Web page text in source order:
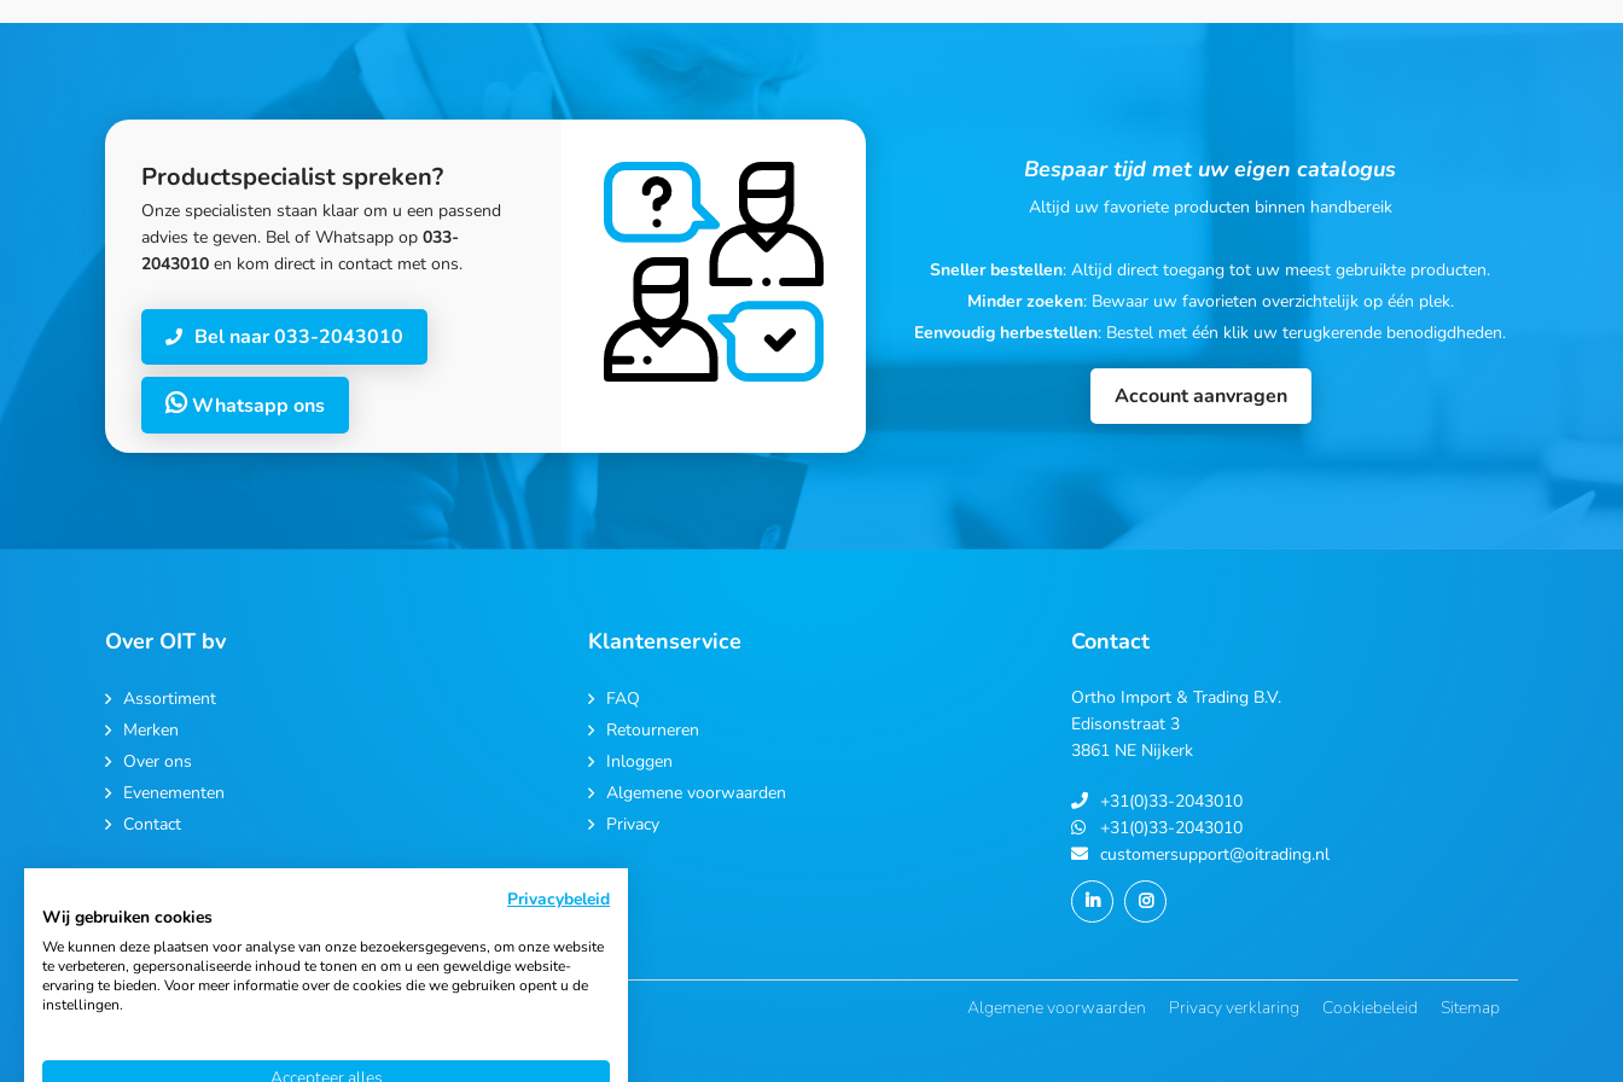
Productspecialist spreken?
Onze specialisten staan klaar om u een passend
advies te geven. Bel of Whatsapp op 033-
2043010 en kom direct in contact met ons.
Bel naar 033-2043010
Whatsapp ons
Bespaar tijd met uw eigen catalogus
Altijd uw favoriete producten binnen handbereik
Sneller bestellen: Altijd direct toegang tot uw meest gebruikte producten.
Minder zoeken: Bewaar uw favorieten overzichtelijk op één plek.
Eenvoudig herbestellen: Bestel met één klik uw terugkerende benodigdheden.
Account aanvragen
Over OIT bv
Assortiment
Merken
Over ons
Evenementen
Contact
Klantenservice
FAQ
Retourneren
Inloggen
Algemene voorwaarden
Privacy
Contact
Ortho Import & Trading B.V.
Edisonstraat 3
3861 NE Nijkerk
+31(0)33-2043010
+31(0)33-2043010
customersupport@oitrading.nl
© 2026 Ortho Import & Trading B.V. Algemene voorwaarden Privacy verklaring Cookiebeleid Sitemap
Privacybeleid
Wij gebruiken cookies
We kunnen deze plaatsen voor analyse van onze bezoekersgegevens, om onze website
te verbeteren, gepersonaliseerde inhoud te tonen en om u een geweldige website-
ervaring te bieden. Voor meer informatie over de cookies die we gebruiken opent u de
instellingen.